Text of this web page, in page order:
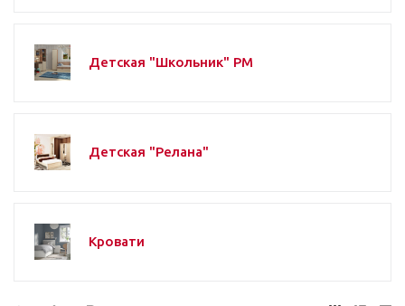
Детская "Школьник" РМ
Детская "Релана"
Кровати